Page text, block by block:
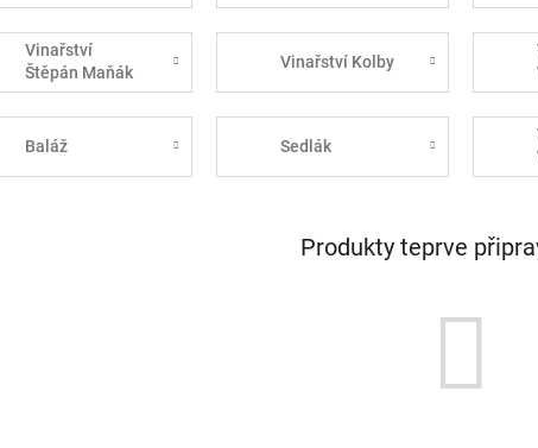
Špalek
Vinařství
Štěpán Maňák
Vinařství Kolby
Baláž Sedlák
Produkty teprve